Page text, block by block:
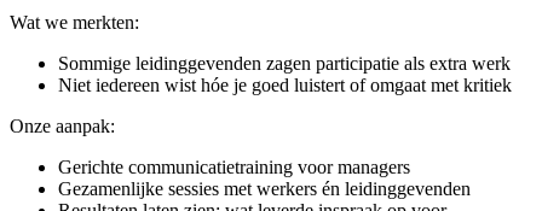
Wat we merkten:
Sommige leidinggevenden zagen participatie als extra werk
Niet iedereen wist hóe je goed luistert of omgaat met kritiek
Onze aanpak:
Gerichte communicatietraining voor managers
Gezamenlijke sessies met werkers én leidinggevenden